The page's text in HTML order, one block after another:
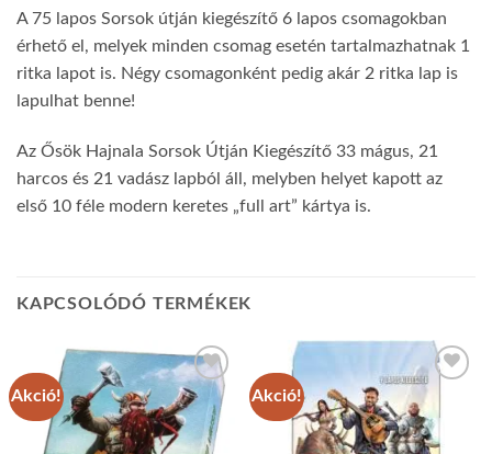
A 75 lapos Sorsok útján kiegészítő 6 lapos csomagokban
érhető el, melyek minden csomag esetén tartalmazhatnak 1
ritka lapot is. Négy csomagonként pedig akár 2 ritka lap is
lapulhat benne!
Az Ősök Hajnala Sorsok Útján Kiegészítő 33 mágus, 21
harcos és 21 vadász lapból áll, melyben helyet kapott az
első 10 féle modern keretes „full art” kártya is.
KAPCSOLÓDÓ TERMÉKEK
Akció!
Add to
wishlist
Akció!
Add to
wishlist